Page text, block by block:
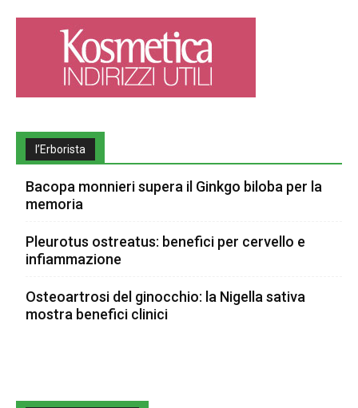
l’Erborista
Bacopa monnieri supera il Ginkgo biloba per la
memoria
Pleurotus ostreatus: benefici per cervello e
infiammazione
Osteoartrosi del ginocchio: la Nigella sativa
mostra benefici clinici